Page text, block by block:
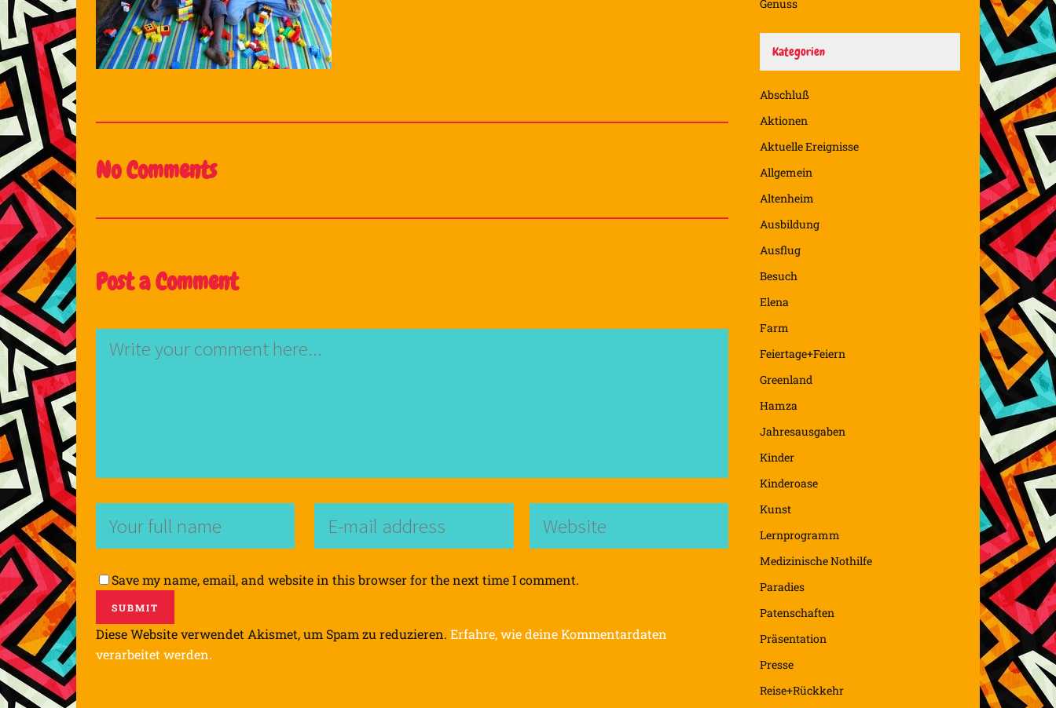
No Comments
Post a Comment
Save my name, email, and website in this browser for the next time I comment.
Diese Website verwendet Akismet, um Spam zu reduzieren. Erfahre, wie deine Kommentardaten
verarbeitet werden.
Genuss
Kategorien
Abschluß
Aktionen
Aktuelle Ereignisse
Allgemein
Altenheim
Ausbildung
Ausflug
Besuch
Elena
Farm
Feiertage+Feiern
Greenland
Hamza
Jahresausgaben
Kinder
Kinderoase
Kunst
Lernprogramm
Medizinische Nothilfe
Paradies
Patenschaften
Präsentation
Presse
Reise+Rückkehr